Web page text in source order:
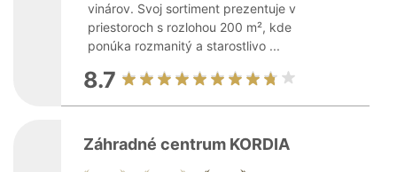
vinárov. Svoj sortiment prezentuje v
priestoroch s rozlohou 200 m², kde
ponúka rozmanitý a starostlivo ...
8.7
Záhradné centrum KORDIA